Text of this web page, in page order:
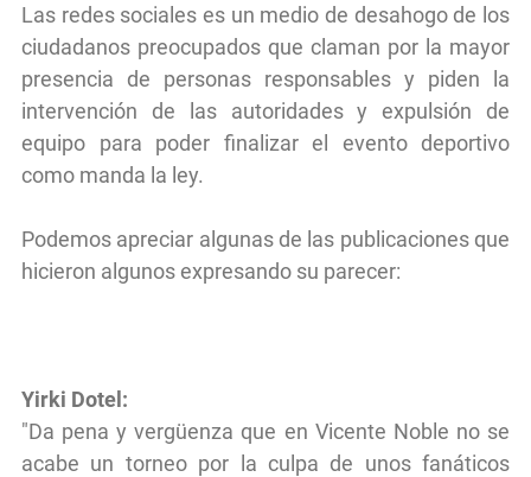
Las redes sociales es un medio de desahogo de los
ciudadanos preocupados que claman por la mayor
presencia de personas responsables y piden la
intervención de las autoridades y expulsión de
equipo para poder finalizar el evento deportivo
como manda la ley.
Podemos apreciar algunas de las publicaciones que
hicieron algunos expresando su parecer:
Yirki Dotel:
"Da pena y vergüenza que en Vicente Noble no se
acabe un torneo por la culpa de unos fanáticos